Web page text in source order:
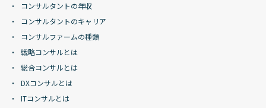
コンサルタントの年収
コンサルタントのキャリア
コンサルファームの種類
戦略コンサルとは
総合コンサルとは
DXコンサルとは
ITコンサルとは